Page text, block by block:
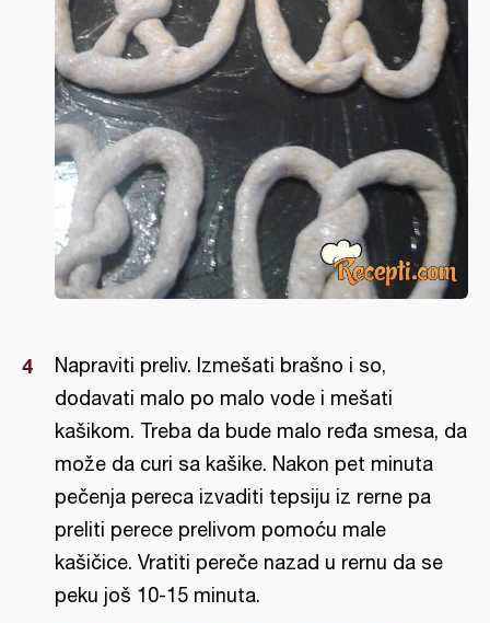
Napraviti preliv. Izmešati brašno i so,
dodavati malo po malo vode i mešati
kašikom. Treba da bude malo ređa smesa, da
može da curi sa kašike. Nakon pet minuta
pečenja pereca izvaditi tepsiju iz rerne pa
preliti perece prelivom pomoću male
kašičice. Vratiti pereče nazad u rernu da se
peku još 10-15 minuta.